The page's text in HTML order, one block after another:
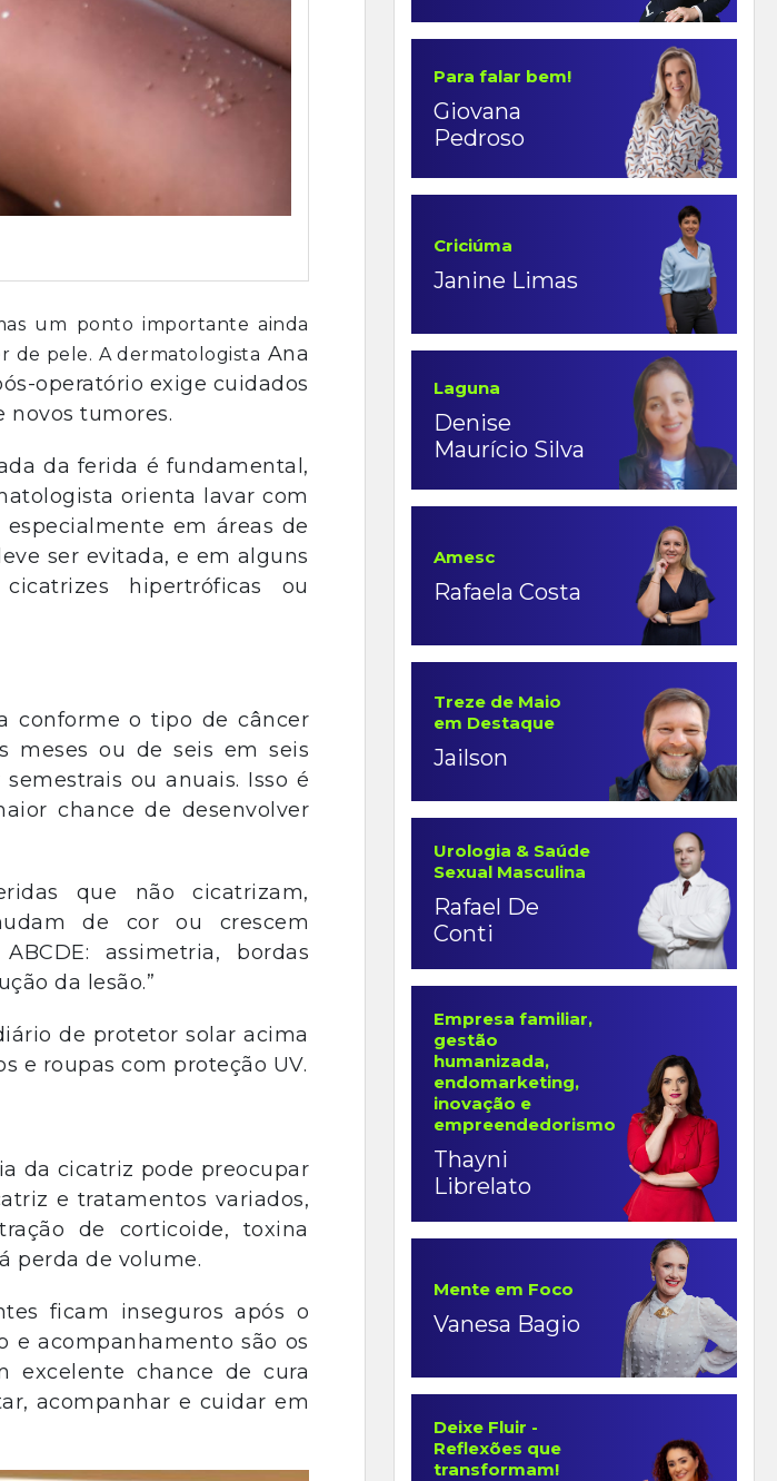
um ponto importante ainda
de pele. A dermatologista Ana
operatório exige cuidados
novos tumores.
da ferida é fundamental,
orienta lavar com
em áreas de
ser evitada, e em alguns
hipertróficas ou
conforme o tipo de câncer
meses ou de seis em seis
ou anuais. Isso é
chance de desenvolver
que não cicatrizam,
de cor ou crescem
assimetria, bordas
da lesão.”
de protetor solar acima
e roupas com proteção UV.
da cicatriz pode preocupar
e tratamentos variados,
de corticoide, toxina
perda de volume.
ficam inseguros após o
e acompanhamento são os
excelente chance de cura
acompanhar e cuidar em
Para falar bem!
Giovana
Pedroso
Criciúma
Janine Limas
Laguna
Denise
Maurício Silva
Amesc
Rafaela Costa
Treze de Maio
em Destaque
Jailson
Urologia & Saúde
Sexual Masculina
Rafael De
Conti
Empresa familiar,
gestão
humanizada,
endomarketing,
inovação e
empreendedorismo
Thayni
Librelato
Mente em Foco
Vanesa Bagio
Deixe Fluir -
Reflexões que
transformam!